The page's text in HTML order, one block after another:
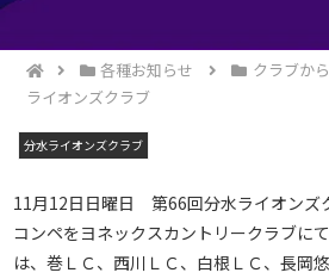
各種お知らせ クラブか
ライオンズクラブ
分水ライオンズクラブ
11月12日日曜日 第66回分水ライオンズ
コンペをヨネックスカントリークラブに
は、巻ＬＣ、西川ＬＣ、白根ＬＣ、長岡